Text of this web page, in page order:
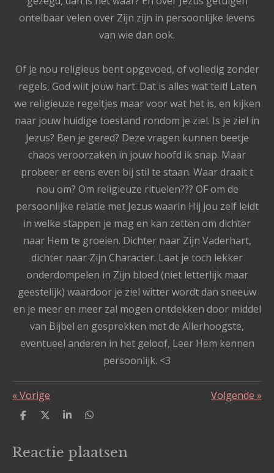
ontelbaar velen over Zijn zijn in persoonlijke levens
van wie dan ook.
Of je nou religieus bent opgevoed, of volledig zonder
regels, God wilt jouw hart. Dat is alles wat telt! Laten
we religieuze regeltjes maar voor wat het is, en kijken
naar jouw huidige toestand rondom je ziel. Is je ziel in
Jezus? Ben je gered? Deze vragen kunnen beetje
chaos veroorzaken in jouw hoofd ik snap. Maar
probeer er eens even bij stil te staan. Waar draait t
nou om? Om religieuze rituelen??? OF om de
persoonlijke relatie met Jezus waarin Hij jou zelf leidt
in welke stappen je mag en kan zetten om dichter
naar Hem te groeien. Dichter naar Zijn Vaderhart,
dichter naar Zijn Character. Laat je toch lekker
onderdompelen in Zijn bloed (niet letterlijk maar
geestelijk) waardoor je ziel witter wordt dan sneeuw
en je meer en meer zal mogen ontdekken door middel
van Bijbel en gesprekken met de Allerhoogste,
eventueel anderen in het geloof, Leer Hem kennen
persoonlijk. <3
«Vorige Volgende »
D
e
n
D
l
S
r
e
D
e
n
Reactie plaatsen